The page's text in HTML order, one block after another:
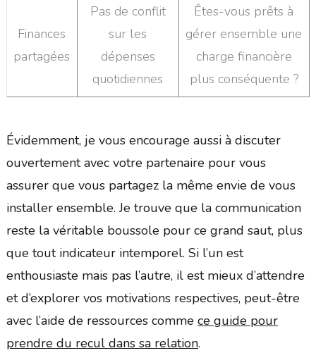
Finances
partagées
Pas de conflit
sur les
dépenses
quotidiennes
Êtes-vous prêts à
gérer ensemble une
charge financière
plus conséquente ?
Évidemment, je vous encourage aussi à discuter
ouvertement avec votre partenaire pour vous
assurer que vous partagez la même envie de vous
installer ensemble. Je trouve que la communication
reste la véritable boussole pour ce grand saut, plus
que tout indicateur intemporel. Si l’un est
enthousiaste mais pas l’autre, il est mieux d’attendre
et d’explorer vos motivations respectives, peut-être
avec l’aide de ressources comme ce guide pour
prendre du recul dans sa relation.